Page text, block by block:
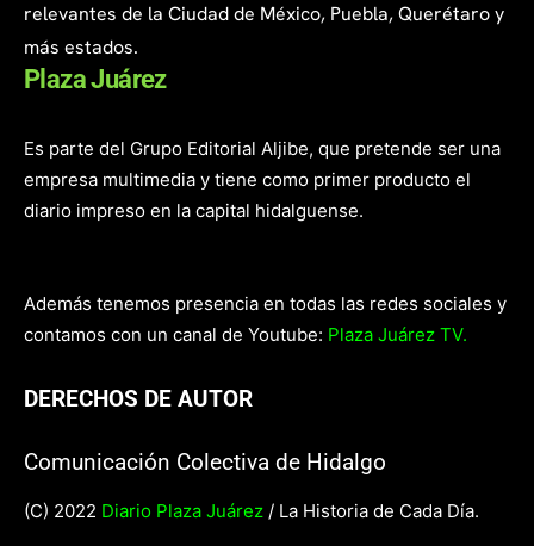
relevantes de la Ciudad de México, Puebla, Querétaro y
más estados.
Plaza Juárez
Es parte del Grupo Editorial Aljibe, que pretende ser una
empresa multimedia y tiene como primer producto el
diario impreso en la capital hidalguense.
Además tenemos presencia en todas las redes sociales y
contamos con un canal de Youtube: Plaza Juárez TV.
DERECHOS DE AUTOR
Comunicación Colectiva de Hidalgo
(C) 2022 Diario Plaza Juárez / La Historia de Cada Día.